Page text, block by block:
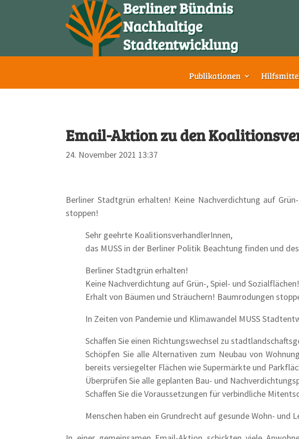
Publikationen
Email-Aktion zu den
24. November 2021 13:37
Berliner Stadtgrün erhalten! Keine Nachverdichtung auf
stoppen!
Sehr geehrte KoalitionsverhandlerInnen,
das MUSS in der Berliner Politik Beachtung finden und
Berliner Stadtgrün erhalten!
Keine Nachverdichtung auf Grün-, Spiel- und Sozialflächen!
Erhalt von Bäumen und Sträuchern! Baumrodungen
In Zeiten von Pandemie und Klimawandel MUSS
Schaffen Sie einen Richtungswechsel zu
Schöpfen Sie alle Alternativen zum Neubau von
bereits versiegelter Flächen wie Supermärkte und
Überprüfen Sie alle geplanten Bau- und
Schaffen Sie die Voraussetzungen für verbindliche
Menschen haben ein Grundrecht auf gesunde Wohn- und